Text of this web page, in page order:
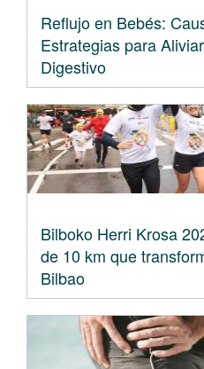
Reflujo en Bebés:
Estrategias para
Digestivo
Bilboko Herri Krosa
de 10 km que
Bilbao